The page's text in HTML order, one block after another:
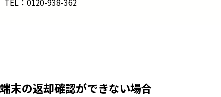
TEL：0120-938-362
端末の返却確認ができない場合